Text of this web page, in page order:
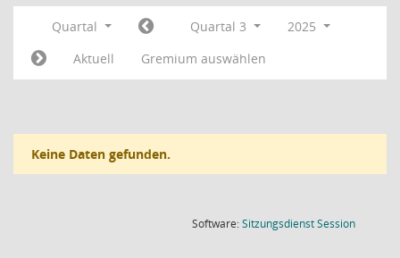
Quartal Quartal 3
2025
Aktuell
Gremium auswählen
Keine Daten gefunden.
Software:SitzungsdienstSession(Wird in